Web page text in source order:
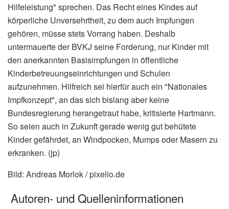
Hilfeleistung" sprechen. Das Recht eines Kindes auf
körperliche Unversehrtheit, zu dem auch Impfungen
gehören, müsse stets Vorrang haben. Deshalb
untermauerte der BVKJ seine Forderung, nur Kinder mit
den anerkannten Basisimpfungen in öffentliche
Kinderbetreuungseinrichtungen und Schulen
aufzunehmen. Hilfreich sei hierfür auch ein "Nationales
Impfkonzept", an das sich bislang aber keine
Bundesregierung herangetraut habe, kritisierte Hartmann.
So seien auch in Zukunft gerade wenig gut behütete
Kinder gefährdet, an Windpocken, Mumps oder Masern zu
erkranken. (jp)
Bild: Andreas Morlok / pixelio.de
Autoren- und Quelleninformationen